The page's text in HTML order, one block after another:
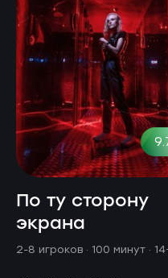
По ту сторону
экрана
2-8 игроков · 100 минут ·